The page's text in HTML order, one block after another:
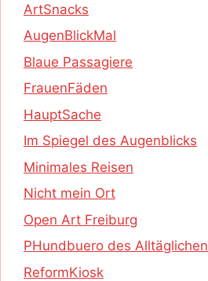
ArtSnacks
AugenBlickMal
Blaue Passagiere
FrauenFäden
HauptSache
Im Spiegel des Augenblicks
Minimales Reisen
Nicht mein Ort
Open Art Freiburg
PHundbuero des Alltäglichen
ReformKiosk